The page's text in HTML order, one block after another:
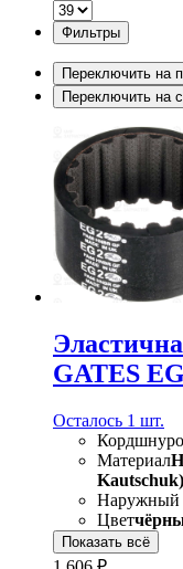
Фильтры
Переключить на
Переключить на
GATES
Осталось 1 шт.
Материал
Kautschuk)
Наружный
Цвет
Показать всё